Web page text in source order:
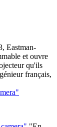
Eastman-
et ouvre
qu'ils
français,